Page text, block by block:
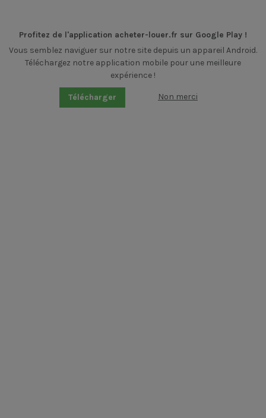
Profitez de l'application acheter-louer.fr sur Google Play !
Vous semblez naviguer sur notre site depuis un appareil Android.
Téléchargez notre application mobile pour une meilleure
expérience !
Télécharger Non merci